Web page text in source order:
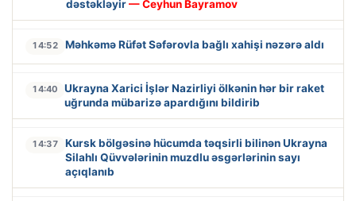
dəstəkləyir— Ceyhun Bayramov
14:52 Məhkəmə Rüfət Səfərovla bağlı xahişi nəzərə aldı
14:40
Ukrayna Xarici İşlər Nazirliyi ölkənin hər bir raket
uğrunda mübarizə apardığını bildirib
14:37
Kursk bölgəsinə hücumda təqsirli bilinən Ukrayna
Silahlı Qüvvələrinin muzdlu əsgərlərinin sayı
açıqlanıb